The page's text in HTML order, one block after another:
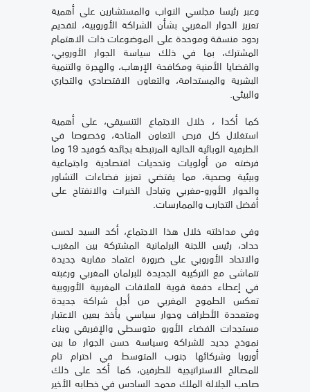
وعبر رئيسا مجلسي النواب والمستشارين على أهمية
تعزيز الحوار المغربي بشأن الشراكة الأوروبية، لتقديم
ردود منسقة وموحدة على الموضوعات ذات الاهتمام
المشترك، بما في ذلك سياسة الجوار الأوروبي،
والقضايا الأمنية ومكافحة الإرهاب، والهجرة والتنمية
البشرية والمستدامة، والتعاون الاقتصادي والتجاري
والبيئي.
كما أكدا ، خلال الاجتماع التنسيقي، على أهمية
استغلال كل فرص التعاون المتاحة، وخصوصا في
الظرفية الوبائية الحالية المرتبطة بجائحة كوفيد 19 وما
فرضته من أولويات وتحديات اقتصادية واجتماعية
وبيئية وصحية، مما يقتضي تعزيز فضاءات التشاور
والحوار الأورو-مغربي وتبادل الخبرات والانفتاح على
أفضل التجارب والممارسات.
وفي مداخلته خلال هذا الاجتماع، أكد السيد لحسن
حداد، رئيس اللجنة البرلمانية المشتركة بين المغرب
والاتحاد الأوروبي على ضرورة اعتماد مقاربة جديدة
تتماشى مع التركيبة الجديدة للبرلمان المغربي ورغبته
في إعطاء دفعة قوية للعلاقات المغربية الأوروبية
تعكس الطموح المغربي من أجل شراكة جديدة
ومتعددة الأطراف وحوار سياسي يأخذ بعين الاعتبار
مستجدات الفضاء الأورو متوسطي والإفريقي وبناء
نموذج جديد للشراكة وسياسة حسن الجوار ما بين
أوروبا وشركائها جنوب المتوسط في احترام تام
للمصالح الاستراتيجية للطرفين، كما أكد على ذلك
صاحب الجلالة الملك محمد السادس في خطابه الأخير